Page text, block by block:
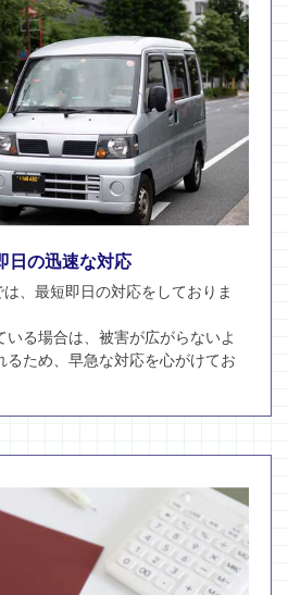
日の迅速な対応
、最短即日の対応をしておりま
る場合は、被害が広がらないよ
るため、早急な対応を心がけてお